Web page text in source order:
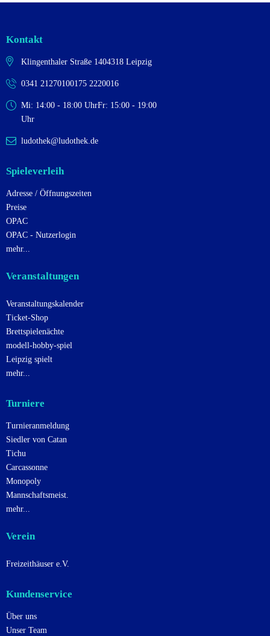
Kontakt
Klingenthaler Straße 1404318 Leipzig
0341 21270100175 2220016
Mi: 14:00 - 18:00 UhrFr: 15:00 - 19:00
Uhr
ludothek@ludothek.de
Spieleverleih
Adresse / Öffnungszeiten
Preise
OPAC
OPAC - Nutzerlogin
mehr...
Veranstaltungen
Veranstaltungskalender
Ticket-Shop
Brettspielenächte
modell-hobby-spiel
Leipzig spielt
mehr...
Turniere
Turnieranmeldung
Siedler von Catan
Tichu
Carcassonne
Monopoly
Mannschaftsmeist.
mehr...
Verein
Freizeithäuser e.V.
Kundenservice
Über uns
Unser Team